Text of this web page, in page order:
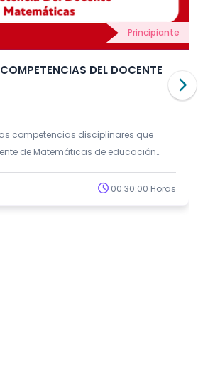
Principiante
DEL DOCENTE
competencias disciplinares que
de Matemáticas de educación
00:30:00 Horas